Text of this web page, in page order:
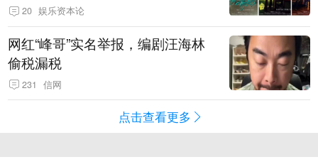
20 娱乐资本论
网红“峰哥”实名举报，编剧汪海林
偷税漏税
231 信网
点击查看更多